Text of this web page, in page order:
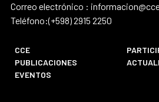
Correo electrónico :
Teléfono:(+598) 2915 2250
CCE
PUBLICACIONES
EVENTOS